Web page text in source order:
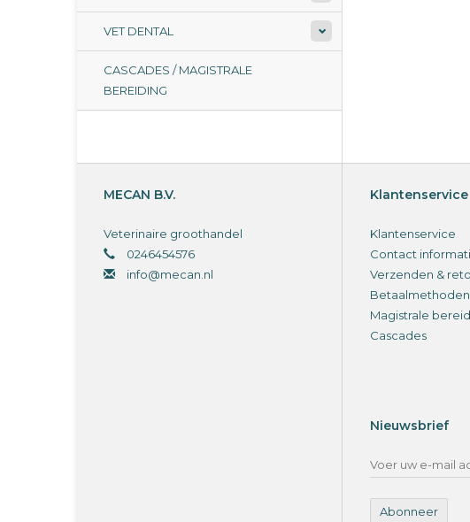
VET DENTAL
CASCADES / MAGISTRALE
BEREIDING
MECAN B.V.
Veterinaire groothandel
0246454576
info@mecan.nl
Klantenservice
Klantenservice
Contact
Verzenden &
Betaalmethoden
Magistrale
Cascades
Nieuwsbrief
Abonneer